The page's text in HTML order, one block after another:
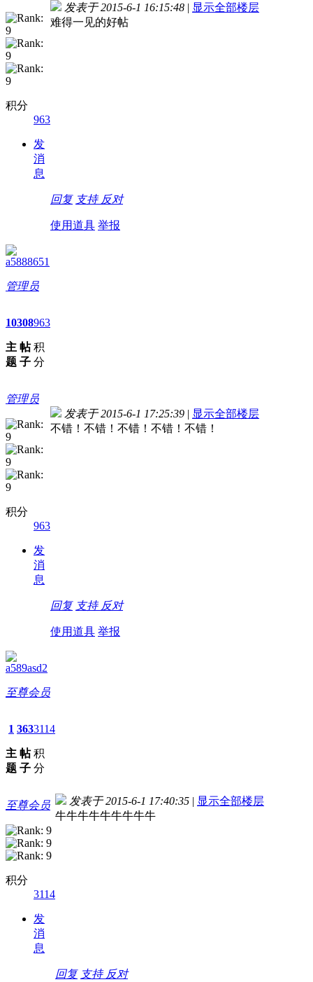
积分
963
发
消
息
发表于 2015-6-1 16:15:48 | 显示全部楼层
难得一见的好帖
回复 支持 反对
使用道具 举报
a5888651
管理员
10
主
题
308
帖
子
963
积
分
管理员
积分
963
发
消
息
发表于 2015-6-1 17:25:39 | 显示全部楼层
不错！不错！不错！不错！不错！
回复 支持 反对
使用道具 举报
a589asd2
至尊会员
1
主
题
363
帖
子
3114
积
分
至尊会员
积分
3114
发
消
息
发表于 2015-6-1 17:40:35 | 显示全部楼层
牛牛牛牛牛牛牛牛牛
回复 支持 反对